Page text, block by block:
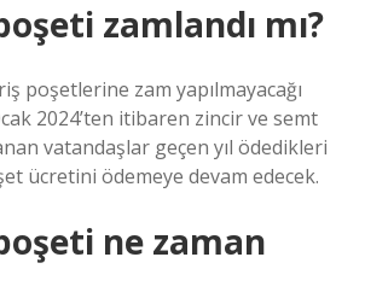
zamlandı mı?
poşetlerine zam yapılmayacağı
2024’ten itibaren zincir ve semt
vatandaşlar geçen yıl ödedikleri
ücretini ödemeye devam edecek.
ne zaman